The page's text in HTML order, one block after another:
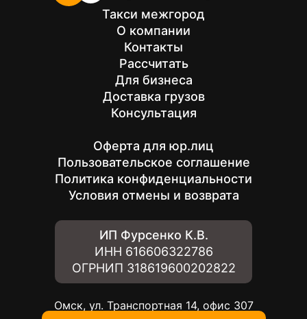
Такси межгород
О компании
Контакты
Рассчитать
Для бизнеса
Доставка грузов
Консультация
Оферта для юр.лиц
Пользовательское соглашение
Политика конфиденциальности
Условия отмены и возврата
ИП Фурсенко К.В.
ИНН 616606322786
ОГРНИП 318619600202822
Омск, ул. Транспортная 14, офис 307